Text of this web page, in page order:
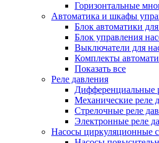
Горизонтальные
Автоматика и шкафы
Блок автоматики
Блок управления
Выключатели для
Комплекты
Показать все
Реле давления
Дифференциальные
Механические реле
Стрелочные реле
Электронные реле
Насосы циркуляционные